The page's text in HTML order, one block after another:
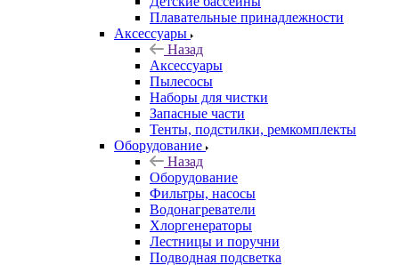
Плавательные принадлежности
Аксессуары
Назад
Аксессуары
Пылесосы
Наборы для чистки
Запасные части
Тенты, подстилки, ремкомплекты
Оборудование
Назад
Оборудование
Фильтры, насосы
Водонагреватели
Хлоргенераторы
Лестницы и поручни
Подводная подсветка